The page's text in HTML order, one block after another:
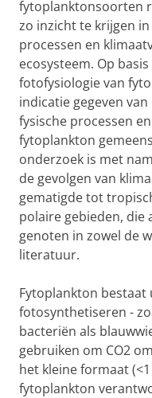
fytoplanktonsoorten
zo inzicht te krijgen
processen en
ecosysteem. Op
fotofysiologie van
indicatie gegeven
fysische processen
fytoplankton
onderzoek is met
de gevolgen van
gematigde tot
polaire gebieden, die
genoten in zowel de
literatuur.
Fytoplankton
fotosynthetiseren -
bacteriën als
gebruiken om CO2
het kleine formaat
fytoplankton